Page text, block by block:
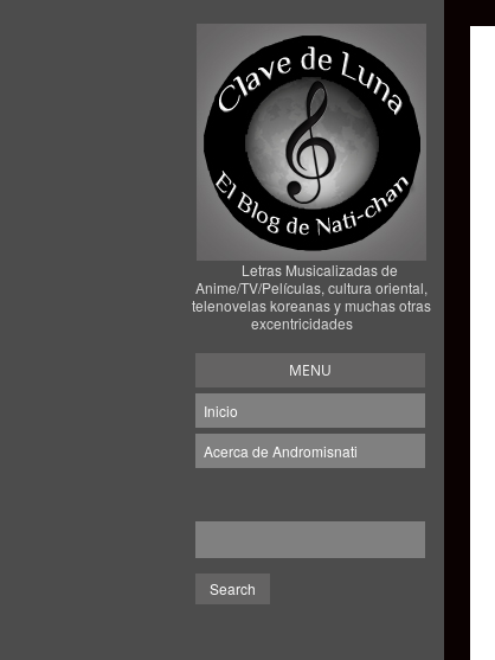
Letras Musicalizadas de
Anime/TV/Películas, cultura oriental,
telenovelas koreanas y muchas otras
excentricidades
MENU
Inicio
Acerca de Andromisnati